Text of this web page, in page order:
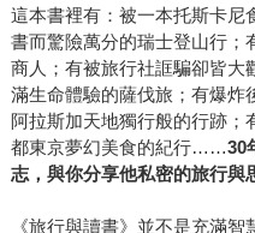
這本書裡有：被一本托斯卡尼
書而驚險萬分的瑞士登山行；
商人；有被旅行社誆騙卻皆大
滿生命體驗的薩伐旅；有爆炸
阿拉斯加天地獨行般的行跡；
都東京夢幻美食的紀行……30
志，與你分享他私密的旅行與
《旅行與讀書》並不是充滿